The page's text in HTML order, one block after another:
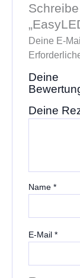
Deine E-
Deine
Deine
Name *
E-Mail *